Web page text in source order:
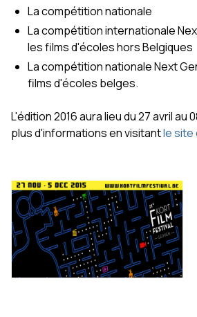
La compétition nationale
La compétition internationale
les films d'écoles hors Belgiques
La compétition nationale Next
films d'écoles belges.
L'édition 2016 aura lieu du 27 avril au
plus d'informations en visitantle site